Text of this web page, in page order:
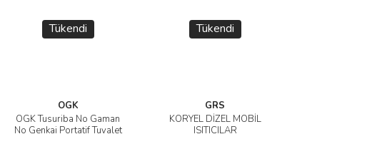
Tükendi
OGK
OGK Tusuriba No Gaman
No Genkai Portatif Tuvalet
İncele
Tükendi
GRS
KORYEL DİZEL MOBİL
ISITICILAR
İncele